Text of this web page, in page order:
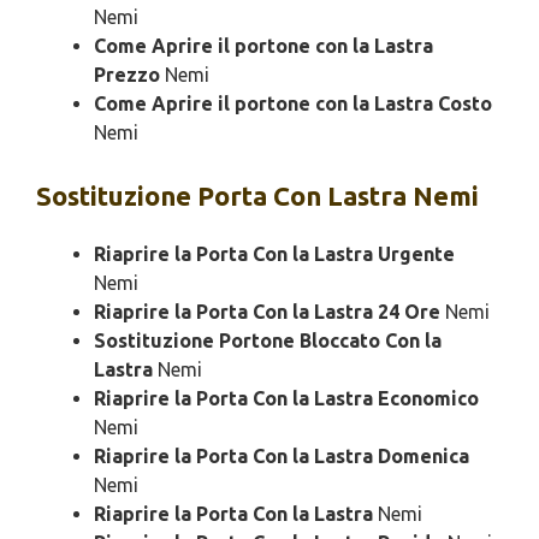
Nemi
Come Aprire il portone con la Lastra
Prezzo Nemi
Come Aprire il portone con la Lastra Costo
Nemi
Sostituzione Porta Con Lastra Nemi
Riaprire la Porta Con la Lastra Urgente
Nemi
Riaprire la Porta Con la Lastra 24 Ore Nemi
Sostituzione Portone Bloccato Con la
Lastra Nemi
Riaprire la Porta Con la Lastra Economico
Nemi
Riaprire la Porta Con la Lastra Domenica
Nemi
Riaprire la Porta Con la Lastra Nemi